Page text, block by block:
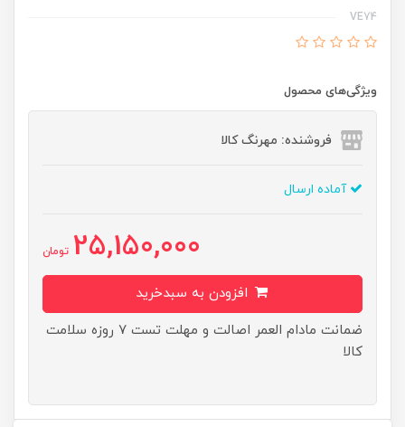
VE74
ویژگی‌های محصول
فروشنده: مهرنگ کالا
آماده ارسال
25,150,000 تومان
ضمانت مادام العمر اصالت و مهلت تست ۷ روزه سلامت
کالا